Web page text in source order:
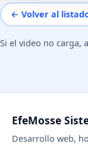
← Volver al
Si el video no carga,
EfeMosse
Desarrollo web,